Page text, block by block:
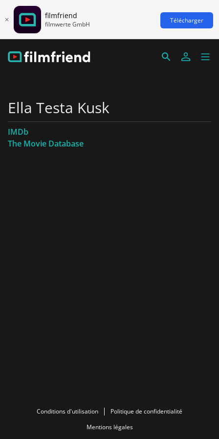
filmfriend
filmwerte GmbH Télécharger
Ella Testa Kusk
IMDb
The Movie Database
Conditions d'utilisation
Politique de confidentialité
Mentions légales